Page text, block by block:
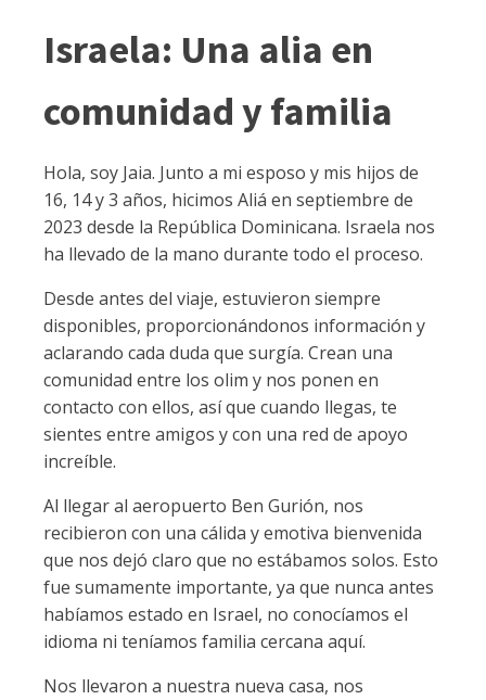
Israela: Una alia en
comunidad y familia
Hola, soy Jaia. Junto a mi esposo y mis hijos de
16, 14 y 3 años, hicimos Aliá en septiembre de
2023 desde la República Dominicana. Israela nos
ha llevado de la mano durante todo el proceso.
Desde antes del viaje, estuvieron siempre
disponibles, proporcionándonos información y
aclarando cada duda que surgía. Crean una
comunidad entre los olim y nos ponen en
contacto con ellos, así que cuando llegas, te
sientes entre amigos y con una red de apoyo
increíble.
Al llegar al aeropuerto Ben Gurión, nos
recibieron con una cálida y emotiva bienvenida
que nos dejó claro que no estábamos solos. Esto
fue sumamente importante, ya que nunca antes
habíamos estado en Israel, no conocíamos el
idioma ni teníamos familia cercana aquí.
Nos llevaron a nuestra nueva casa, nos